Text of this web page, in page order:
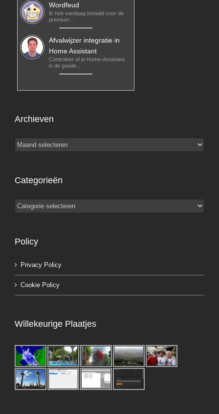
Wordfeud
Ik heb vandaag betaald voor de
premium…
Afvalwijzer integratie in
Home Assistant
Controleer of je Home-Assistant
in de goede…
Archieven
Archieven
Categorieën
Categorieën
Policy
Privacy Policy
Cookie Policy
Willekeurige Plaatjes